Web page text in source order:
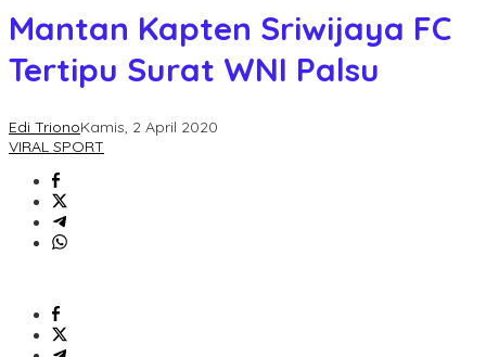
Mantan Kapten Sriwijaya FC
Tertipu Surat WNI Palsu
Edi TrionoKamis, 2 April 2020
VIRAL SPORT